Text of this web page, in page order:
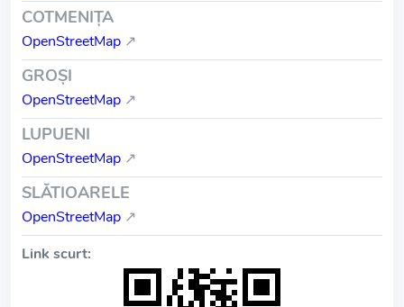
COTMENIŢA
OpenStreetMap ↗
GROŞI
OpenStreetMap ↗
LUPUENI
OpenStreetMap ↗
SLĂTIOARELE
OpenStreetMap ↗
Link scurt: